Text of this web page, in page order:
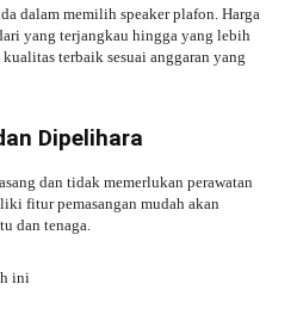
dalam memilih speaker plafon. Harga
yang terjangkau hingga yang lebih
terbaik sesuai anggaran yang
Dipelihara
dan tidak memerlukan perawatan
fitur pemasangan mudah akan
dan tenaga.
ini